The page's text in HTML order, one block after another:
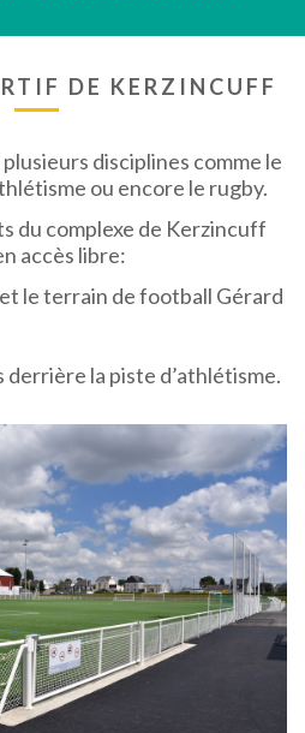
DE KERZINCUFF
disciplines comme le
ou encore le rugby.
du complexe de Kerzincuff
accès libre:
le terrain de football Gérard
la piste d’athlétisme.